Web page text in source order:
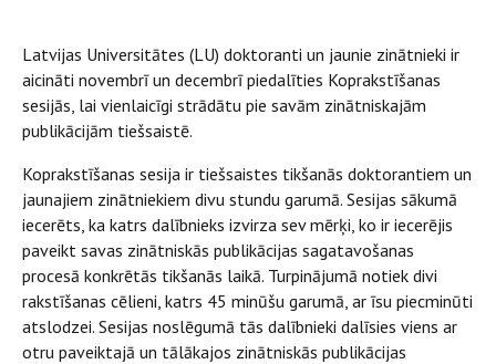
Latvijas Universitātes (LU) doktoranti un jaunie zinātnieki ir
aicināti novembrī un decembrī piedalīties Koprakstīšanas
sesijās, lai vienlaicīgi strādātu pie savām zinātniskajām
publikācijām tiešsaistē.
Koprakstīšanas sesija ir tiešsaistes tikšanās doktorantiem un
jaunajiem zinātniekiem divu stundu garumā. Sesijas sākumā
iecerēts, ka katrs dalībnieks izvirza sev mērķi, ko ir iecerējis
paveikt savas zinātniskās publikācijas sagatavošanas
procesā konkrētās tikšanās laikā. Turpinājumā notiek divi
rakstīšanas cēlieni, katrs 45 minūšu garumā, ar īsu piecminūti
atslodzei. Sesijas noslēgumā tās dalībnieki dalīsies viens ar
otru paveiktajā un tālākajos zinātniskās publikācijas